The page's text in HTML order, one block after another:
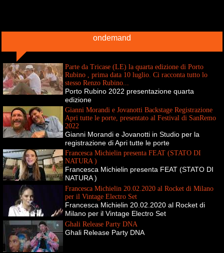
ondemand
Parte da Tricase (LE) la quarta edizione di Porto
Rubino , prima data 10 luglio. Ci racconta tutto lo
stesso Renzo Rubino...
Porto Rubino 2022 presentazione quarta
edizione
Gianni Morandi e Jovanotti Backstage Registrazione
Apri tutte le porte, presentato al Festival di SanRemo
2022
Gianni Morandi e Jovanotti in Studio per la
registrazione di Apri tutte le porte
Francesca Michielin presenta FEAT (STATO DI
NATURA )
Francesca Michielin presenta FEAT (STATO DI
NATURA )
Francesca Michielin 20.02.2020 al Rocket di Milano
per il Vintage Electro Set
Francesca Michielin 20.02.2020 al Rocket di
Milano per il Vintage Electro Set
Ghali Release Party DNA
Ghali Release Party DNA